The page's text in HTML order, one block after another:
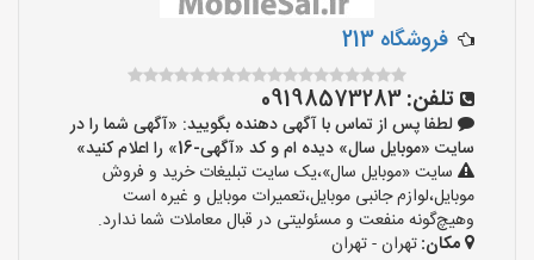
فروشگاه 213
تلفن:09198573283
لطفا پس از تماس با آگهی دهنده بگویید: «آگهی شما را در
سایت «موبایل سال» دیده ام و کد «آگهی-16» را اعلام کنید»
سایت «موبایل سال»،یک سایت تبلیغات خرید و فروش
موبایل،لوازم جانبی موبایل،تعمیرات موبایل و غیره است
وهیچ‌گونه منفعت و مسئولیتی در قبال معاملات شما ندارد.
مکان:تهران - تهران